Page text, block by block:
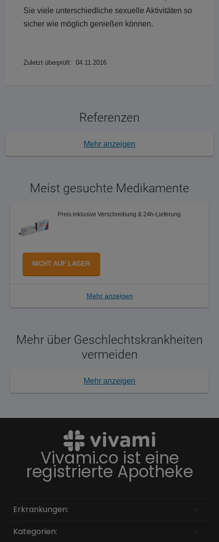
Sie viele unterschiedliche sexuelle Aktivitäten so
sicher wie möglich genießen können.
Zuletzt überprüft: 04.11.2016
Referenzen
Mehr anzeigen
Meist gesuchte Medikamente
Preis inklusive Verschreibung & 24h-Lieferung
NICHT AUF LAGER
Mehr anzeigen
Mehr über Geschlechtskrankheiten
vermeiden
Mehr anzeigen
Vivami.co ist eine
registrierte Apotheke
Erkrankungen:
Kategorien: